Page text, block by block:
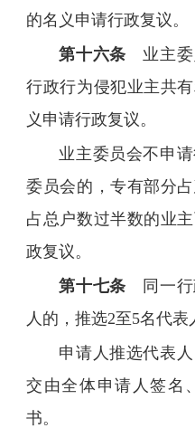
的名义申请行政复议。
第十六条 业主委
行政行为侵犯业主共
义申请行政复议。
业主委员会不申
委员会的，专有部分
占总户数过半数的业
政复议。
第十七条 同一行
人的，推选2至5名代表
申请人推选代表
交由全体申请人签名
书。